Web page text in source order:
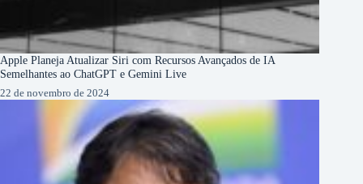
Apple Planeja Atualizar Siri com Recursos Avançados de IA
Semelhantes ao ChatGPT e Gemini Live
22 de novembro de 2024